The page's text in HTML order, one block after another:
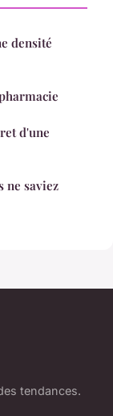
densité
d'une
ne saviez
tendances.